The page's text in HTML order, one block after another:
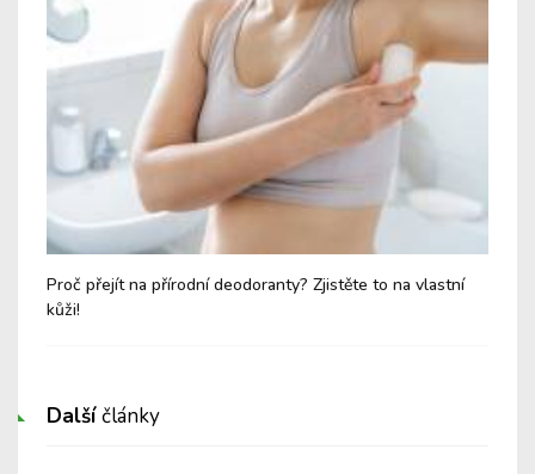
Proč přejít na přírodní deodoranty? Zjistěte to na vlastní
kůži!
Dalšíčlánky